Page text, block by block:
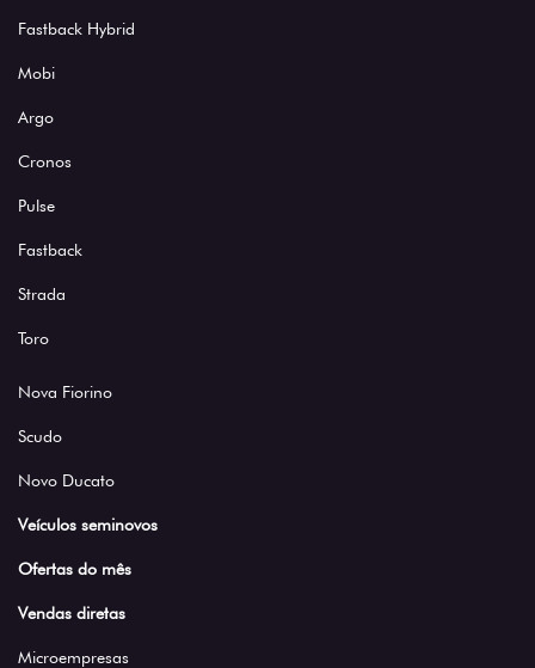
Fastback Hybrid
Mobi
Argo
Cronos
Pulse
Fastback
Strada
Toro
Nova Fiorino
Scudo
Novo Ducato
Veículos seminovos
Ofertas do mês
Vendas diretas
Microempresas